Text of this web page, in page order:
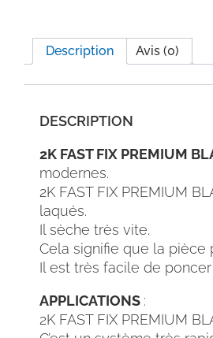
Description Avis (0)
DESCRIPTION
2K FAST FIX PREMIUM
modernes.
2K FAST FIX PREMIUM
laqués.
Il sèche très vite.
Cela signifie que la pièce
Il est très facile de
APPLICATIONS :
2K FAST FIX PREMIUM